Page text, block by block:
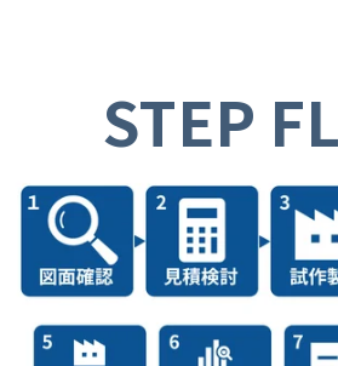
STEP